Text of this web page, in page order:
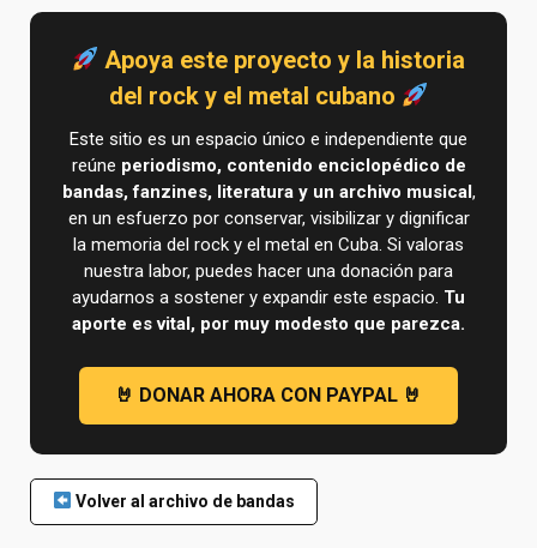
Apoya este proyecto y la historia
del rock y el metal cubano
Este sitio es un espacio único e independiente que
reúne periodismo, contenido enciclopédico de
bandas, fanzines, literatura y un archivo musical,
en un esfuerzo por conservar, visibilizar y dignificar
la memoria del rock y el metal en Cuba. Si valoras
nuestra labor, puedes hacer una donación para
ayudarnos a sostener y expandir este espacio. Tu
aporte es vital, por muy modesto que parezca.
Volver al archivo de bandas